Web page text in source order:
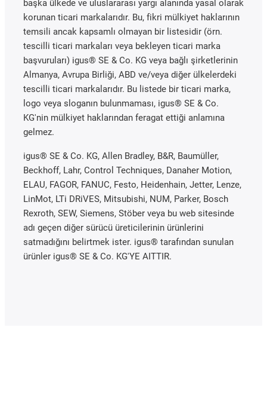
başka ülkede ve uluslararası yargı alanında yasal olarak
korunan ticari markalarıdır. Bu, fikri mülkiyet haklarının
temsili ancak kapsamlı olmayan bir listesidir (örn.
tescilli ticari markaları veya bekleyen ticari marka
başvuruları) igus® SE & Co. KG veya bağlı şirketlerinin
Almanya, Avrupa Birliği, ABD ve/veya diğer ülkelerdeki
tescilli ticari markalarıdır. Bu listede bir ticari marka,
logo veya sloganın bulunmaması, igus® SE & Co.
KG'nin mülkiyet haklarından feragat ettiği anlamına
gelmez.
igus® SE & Co. KG, Allen Bradley, B&R, Baumüller,
Beckhoff, Lahr, Control Techniques, Danaher Motion,
ELAU, FAGOR, FANUC, Festo, Heidenhain, Jetter, Lenze,
LinMot, LTi DRiVES, Mitsubishi, NUM, Parker, Bosch
Rexroth, SEW, Siemens, Stöber veya bu web sitesinde
adı geçen diğer sürücü üreticilerinin ürünlerini
satmadığını belirtmek ister. igus® tarafından sunulan
ürünler igus® SE & Co. KG'YE AITTIR.